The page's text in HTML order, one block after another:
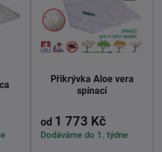
Přikrývka Aloe vera
spínací
od 1 773 Kč
Dodáváme do 1. týdne